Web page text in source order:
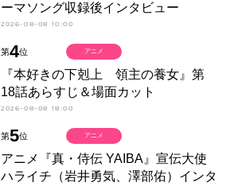
ーマソング収録後インタビュー
2026-08-08 10:00
第4位
『本好きの下剋上 領主の養女』第
18話あらすじ＆場面カット
2026-08-08 18:00
アニメ
第5位
アニメ『真・侍伝 YAIBA』宣伝大使
ハライチ（岩井勇気、澤部佑）インタ
アニメ